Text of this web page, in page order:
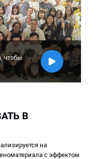
чтобы
В
на
с эффектом